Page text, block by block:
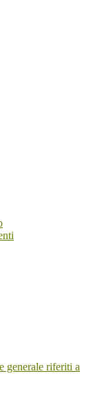
generale riferiti a